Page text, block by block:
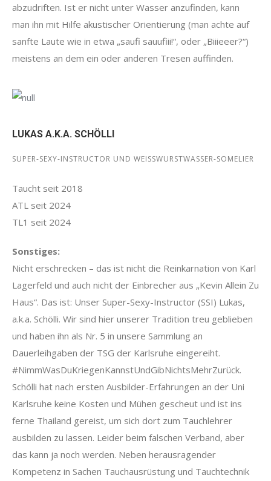
abzudriften. Ist er nicht unter Wasser anzufinden, kann
man ihn mit Hilfe akustischer Orientierung (man achte auf
sanfte Laute wie in etwa „saufi sauufiii!“, oder „Biiieeer?“)
meistens an dem ein oder anderen Tresen auffinden.
LUKAS A.K.A. SCHÖLLI
SUPER-SEXY-INSTRUCTOR UND WEISSWURSTWASSER-SOMELIER
Taucht seit 2018
ATL seit 2024
TL1 seit 2024
Sonstiges:
Nicht erschrecken – das ist nicht die Reinkarnation von Karl
Lagerfeld und auch nicht der Einbrecher aus „Kevin Allein Zu
Haus“. Das ist: Unser Super-Sexy-Instructor (SSI) Lukas,
a.k.a. Schölli. Wir sind hier unserer Tradition treu geblieben
und haben ihn als Nr. 5 in unsere Sammlung an
Dauerleihgaben der TSG der Karlsruhe eingereiht.
#NimmWasDuKriegenKannstUndGibNichtsMehrZurück.
Schölli hat nach ersten Ausbilder-Erfahrungen an der Uni
Karlsruhe keine Kosten und Mühen gescheut und ist ins
ferne Thailand gereist, um sich dort zum Tauchlehrer
ausbilden zu lassen. Leider beim falschen Verband, aber
das kann ja noch werden. Neben herausragender
Kompetenz in Sachen Tauchausrüstung und Tauchtechnik